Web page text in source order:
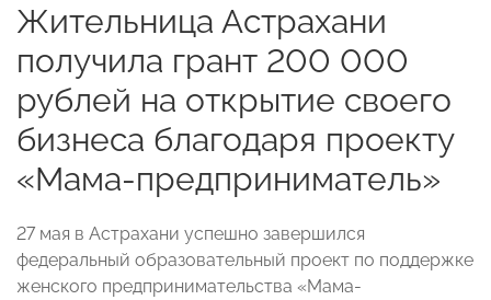
Жительница Астрахани
получила грант 200 000
рублей на открытие своего
бизнеса благодаря проекту
«Мама-предприниматель»
27 мая в Астрахани успешно завершился
федеральный образовательный проект по поддержке
женского предпринимательства «Мама-